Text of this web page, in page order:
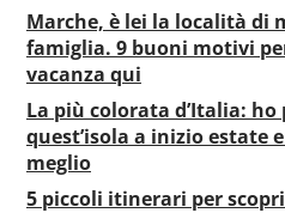
Marche, è lei la località di
famiglia. 9 buoni motivi
vacanza qui
La più colorata d’Italia:
quest’isola a inizio estate
meglio
5 piccoli itinerari per